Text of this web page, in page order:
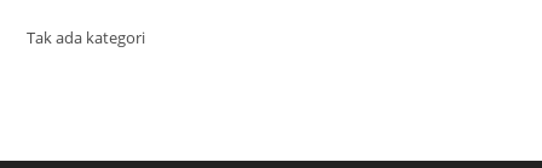
Tak ada kategori